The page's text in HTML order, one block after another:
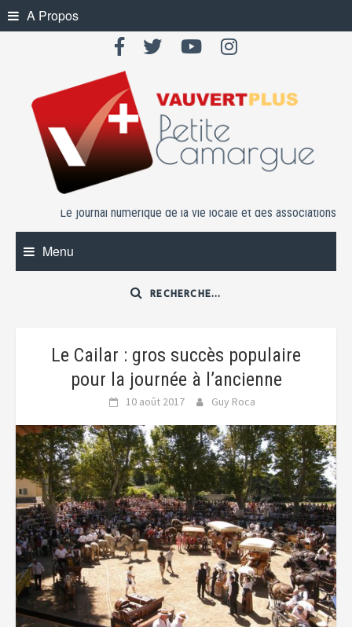
Skip
to
A Propos
Le journal numérique de la vie locale et des associations
Menu
Le Cailar : gros succès populaire
pour la journée à l’ancienne
10 août 2017 Guy Roca